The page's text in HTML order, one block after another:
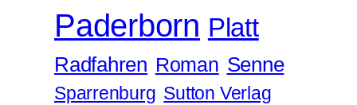
Paderborn Platt
Radfahren Roman Senne
Sparrenburg Sutton Verlag